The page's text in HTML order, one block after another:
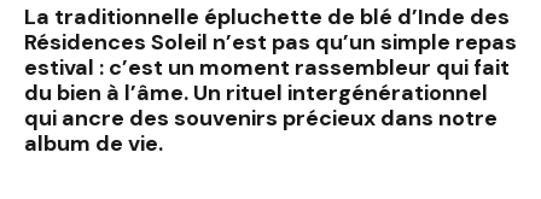
La traditionnelle épluchette de blé d’Inde des
Résidences Soleil n’est pas qu’un simple repas
estival : c’est un moment rassembleur qui fait
du bien à l’âme. Un rituel intergénérationnel
qui ancre des souvenirs précieux dans notre
album de vie.